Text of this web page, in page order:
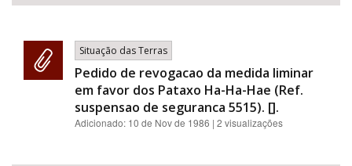
Situação das Terras
Pedido de revogacao da medida liminar
em favor dos Pataxo Ha-Ha-Hae (Ref.
suspensao de seguranca 5515). [].
Adicionado: 10 de Nov de 1986 | 2 visualizações